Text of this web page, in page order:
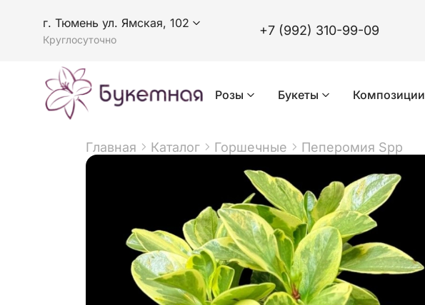
г. Тюмень ул. Ямская, 102
Круглосуточно
+7 (992) 310-99-09
Розы Букеты Композиции
Главная Каталог Горшечные Пеперомия Spp